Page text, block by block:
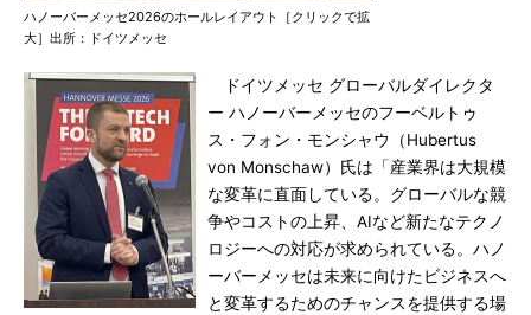
ハノーバーメッセ2026のホールレイアウト［クリックで拡
大］出所：ドイツメッセ
ドイツメッセ グローバルダイレクタ
ー ハノーバーメッセのフーベルトゥ
ス・フォン・モンシャウ（Hubertus
von Monschaw）氏は「産業界は大規模
な変革に直面している。グローバルな競
争やコストの上昇、AIなど新たなテクノ
ロジーへの対応が求められている。ハノ
ーバーメッセは未来に向けたビジネスへ
と変革するためのチャンスを提供する場